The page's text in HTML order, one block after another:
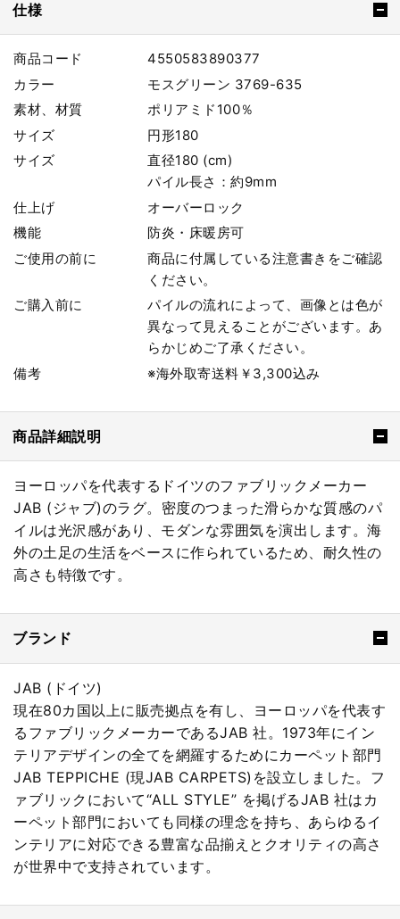
仕様
商品コード
4550583890377
カラー
モスグリーン 3769-635
素材、材質
ポリアミド100％
サイズ
円形180
サイズ
直径180 (cm)
パイル長さ：約9mm
仕上げ
オーバーロック
機能
防炎・床暖房可
ご使用の前に
商品に付属している注意書きをご確認
ください。
ご購入前に
パイルの流れによって、画像とは色が
異なって見えることがございます。あ
らかじめご了承ください。
備考
※海外取寄送料￥3,300込み
商品詳細説明
ヨーロッパを代表するドイツのファブリックメーカー
JAB (ジャブ)のラグ。密度のつまった滑らかな質感のパ
イルは光沢感があり、モダンな雰囲気を演出します。海
外の土足の生活をベースに作られているため、耐久性の
高さも特徴です。
ブランド
JAB (ドイツ)
現在80カ国以上に販売拠点を有し、ヨーロッパを代表す
るファブリックメーカーであるJAB 社。1973年にイン
テリアデザインの全てを網羅するためにカーペット部門
JAB TEPPICHE (現JAB CARPETS)を設立しました。フ
ァブリックにおいて“ALL STYLE” を掲げるJAB 社はカ
ーペット部門においても同様の理念を持ち、あらゆるイ
ンテリアに対応できる豊富な品揃えとクオリティの高さ
が世界中で支持されています。